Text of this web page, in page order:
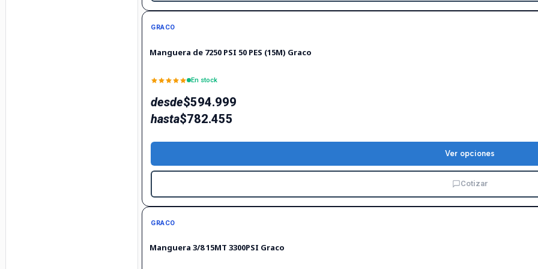
GRACO
Manguera de 7250 PSI 50 PES (15M) Graco
En stock
desde$594.999
hasta$782.455
Ver opciones
Cotizar
GRACO
Manguera 3/8 15MT 3300PSI Graco